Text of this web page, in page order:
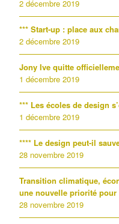
2 décembre 2019
*** Start-up : place aux
2 décembre 2019
Jony Ive quitte
1 décembre 2019
*** Les écoles de design
1 décembre 2019
**** Le design peut-il
28 novembre 2019
Transition climatique,
une nouvelle priorité pour
28 novembre 2019